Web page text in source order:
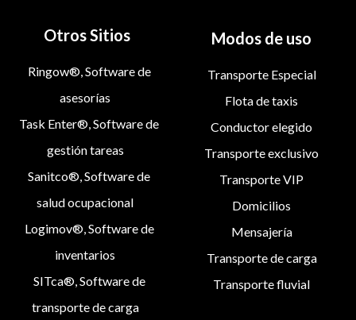
Modos de uso
Transporte Especial
Flota de taxis
Conductor elegido
Transporte exclusivo
Transporte VIP
Domicilios
Mensajería
Transporte de carga
Transporte fluvial
Otros Sitios
Ringow®, Software de
asesorías
Task Enter®, Software de
gestión tareas
Sanitco®, Software de
salud ocupacional
Logimov®, Software de
inventarios
SITca®, Software de
transporte de carga